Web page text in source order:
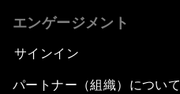
エンゲージメント
サインイン
パートナー（組織）について